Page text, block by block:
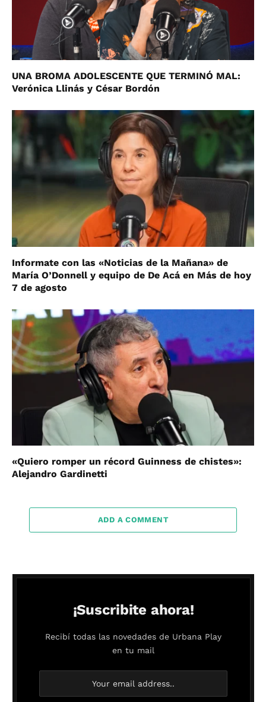
UNA BROMA ADOLESCENTE QUE TERMINÓ MAL:
Verónica Llinás y César Bordón
Informate con las «Noticias de la Mañana» de
María O’Donnell y equipo de De Acá en Más de hoy
7 de agosto
«Quiero romper un récord Guinness de chistes»:
Alejandro Gardinetti
ADD A COMMENT
¡Suscribite ahora!
Recibí todas las novedades de Urbana Play
en tu mail